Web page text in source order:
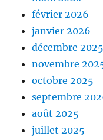
février 2026
janvier 2026
décembre 2025
novembre
octobre 2025
septembre
août 2025
juillet 2025